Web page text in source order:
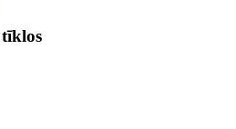
tīklos